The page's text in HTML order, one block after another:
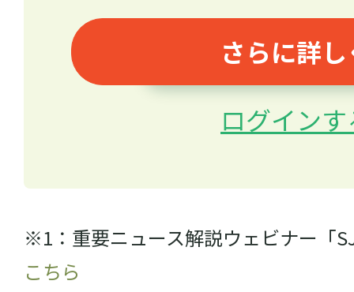
さらに詳
ログイン
※1：重要ニュース解説ウェビナー「
こちら